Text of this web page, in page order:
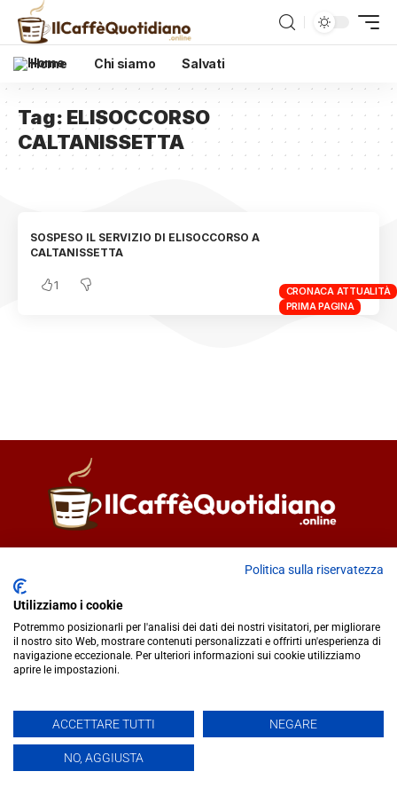
Home Chi siamo Salvati
Tag: ELISOCCORSO
CALTANISSETTA
CRONACA ATTUALITÀ
PRIMA PAGINA
SOSPESO IL SERVIZIO DI ELISOCCORSO A
CALTANISSETTA
1
redazione@ilcaffequotidiano.online
C.F. 92076900858
Chi siamo
Privacy & Cookie Policy
IlCaffèQuotidiano.online è una testata giornalistica registrata
presso il Tribunale di Caltanissetta n.02/2024 del 17/07/2024 |
Realizzato da
Politica sulla riservatezza
Utilizziamo i cookie
Potremmo posizionarli per l'analisi dei dati dei nostri visitatori, per migliorare
il nostro sito Web, mostrare contenuti personalizzati e offrirti un'esperienza di
navigazione eccezionale. Per ulteriori informazioni sui cookie utilizziamo
aprire le impostazioni.
ACCETTARE TUTTI NEGARE
NO, AGGIUSTA